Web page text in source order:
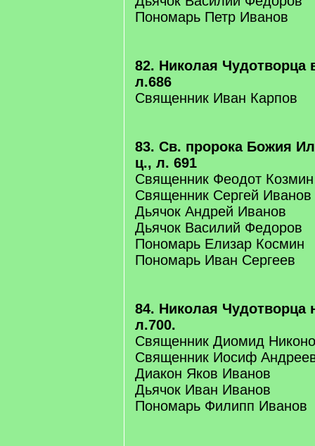
Пономарь Петр Иванов
82. Николая Чудотворца
л.686
Священник Иван Карпов
83. Св. пророка Божия
ц., л. 691
Священник Феодот Козмин
Священник Сергей Иванов
Дьячок Андрей Иванов
Дьячок Василий Федоров
Пономарь Елизар Космин
Пономарь Иван Сергеев
84. Николая Чудотворца
л.700.
Священник Диомид
Священник Иосиф
Диакон Яков Иванов
Дьячок Иван Иванов
Пономарь Филипп Иванов